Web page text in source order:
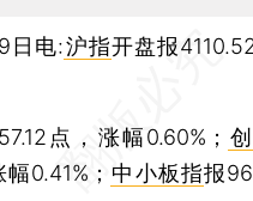
日电:沪指开盘报
点，涨幅0.60%；
0.41%； 中小板指报